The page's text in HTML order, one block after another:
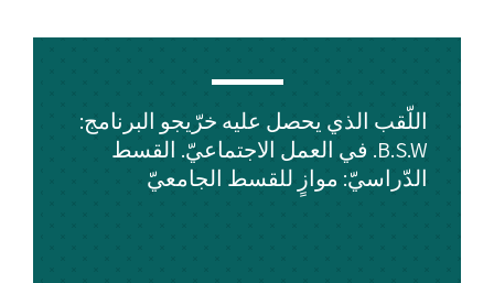
اللّقب الذي يحصل عليه خرّيجو البرنامج:
B.S.W. في العمل الاجتماعيّ. القسط
الدّراسيّ: موازٍ للقسط الجامعيّ